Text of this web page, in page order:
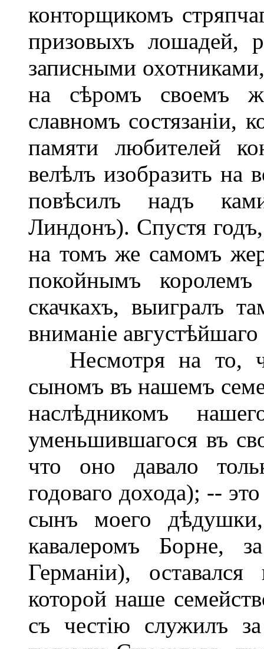
конторщикомъ
призовыхъ лошадей,
записными
на сѣромъ своемъ
славномъ состязаніи,
памяти любителей
велѣлъ изобразить на
повѣсилъ надъ
Линдонъ). Спустя годъ,
на томъ же самомъ
покойнымъ
скачкахъ, выигралъ
вниманіе августѣйшаго
Несмотря на то,
сыномъ въ нашемъ
наслѣдникомъ
уменьшившагося въ
что оно давало
годоваго дохода); --
сынъ моего
кавалеромъ Борне,
Германіи),
которой наше
съ честію служилъ